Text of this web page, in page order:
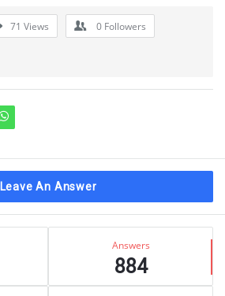
71 Views 0 Followers
Leave An Answer
Answers
884